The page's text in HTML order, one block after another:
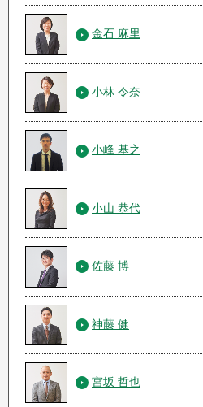
金石 麻里
小林 令奈
小峰 基之
小山 恭代
佐藤 博
神藤 健
宮坂 哲也